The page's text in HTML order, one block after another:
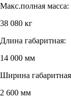
Макс.полная масса:
38 080 кг
Длина габаритная:
14 000 мм
Ширина
2 600 мм